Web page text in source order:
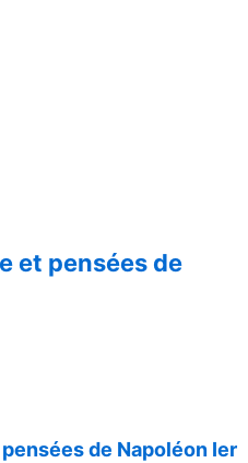
et pensées de
de Napoléon Ier